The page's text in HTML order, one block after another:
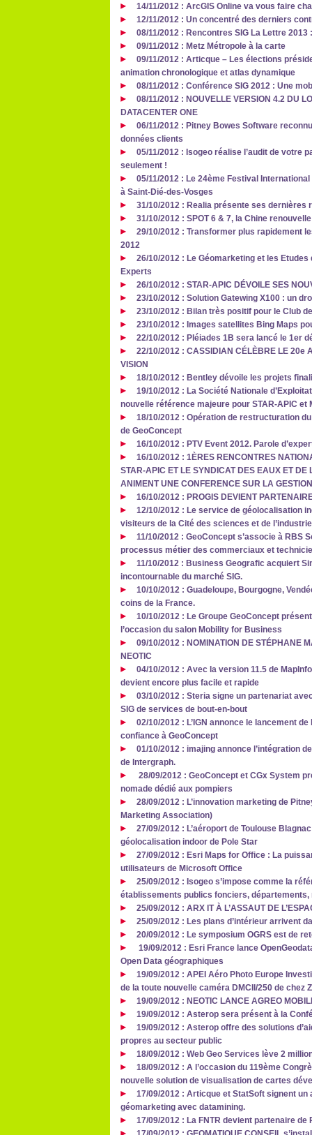
14/11/2012 : ArcGIS Online va vous faire
12/11/2012 : Un concentré des derniers
08/11/2012 : Rencontres SIG La Lettre
09/11/2012 : Metz Métropole à la carte
09/11/2012 : Articque – Les élections
animation chronologique et atlas dynamique
08/11/2012 : Conférence SIG 2012 : Une
08/11/2012 : NOUVELLE VERSION 4.2 DU
DATACENTER ONE
06/11/2012 : Pitney Bowes Software
données clients
05/11/2012 : Isogeo réalise l’audit de votre
seulement !
05/11/2012 : Le 24ème Festival
à Saint-Dié-des-Vosges
31/10/2012 : Realia présente ses dernières
31/10/2012 : SPOT 6 & 7, la Chine
29/10/2012 : Transformer plus rapidement
2012
26/10/2012 : Le Géomarketing et les
Experts
26/10/2012 : STAR-APIC DÉVOILE SES
23/10/2012 : Solution Gatewing X100 : un
23/10/2012 : Bilan très positif pour le Club
23/10/2012 : Images satellites Bing Maps
22/10/2012 : Pléiades 1B sera lancé le 1er
22/10/2012 : CASSIDIAN CÉLÈBRE LE 20e
VISION
18/10/2012 : Bentley dévoile les projets
19/10/2012 : La Société Nationale
nouvelle référence majeure pour STAR-APIC et
18/10/2012 : Opération de restructuration
de GeoConcept
16/10/2012 : PTV Event 2012. Parole
16/10/2012 : 1ÈRES RENCONTRES
STAR-APIC ET LE SYNDICAT DES EAUX ET
ANIMENT UNE CONFERENCE SUR LA
16/10/2012 : PROGIS DEVIENT
12/10/2012 : Le service de géolocalisation
visiteurs de la Cité des sciences et de
11/10/2012 : GeoConcept s’associe à RBS
processus métier des commerciaux et
11/10/2012 : Business Geografic acquiert
incontournable du marché SIG.
10/10/2012 : Guadeloupe, Bourgogne,
coins de la France.
10/10/2012 : Le Groupe GeoConcept
l’occasion du salon Mobility for Business
09/10/2012 : NOMINATION DE STÉPHANE
NEOTIC
04/10/2012 : Avec la version 11.5 de
devient encore plus facile et rapide
03/10/2012 : Steria signe un partenariat
SIG de services de bout-en-bout
02/10/2012 : L’IGN annonce le lancement
confiance à GeoConcept
01/10/2012 : imajing annonce l’intégration
de Intergraph.
28/09/2012 : GeoConcept et CGx System
nomade dédié aux pompiers
28/09/2012 : L’innovation marketing de
Marketing Association)
27/09/2012 : L’aéroport de Toulouse
géolocalisation indoor de Pole Star
27/09/2012 : Esri Maps for Office : La
utilisateurs de Microsoft Office
25/09/2012 : Isogeo s’impose comme la
établissements publics fonciers, départements,
25/09/2012 : ARX IT À L’ASSAUT DE
25/09/2012 : Les plans d’intérieur arrivent
20/09/2012 : Le symposium OGRS est de
19/09/2012 : Esri France lance
Open Data géographiques
19/09/2012 : APEI Aéro Photo Europe
de la toute nouvelle caméra DMCII/250 de chez
19/09/2012 : NEOTIC LANCE AGREO
19/09/2012 : Asterop sera présent à la
19/09/2012 : Asterop offre des solutions
propres au secteur public
18/09/2012 : Web Geo Services lève 2
18/09/2012 : A l’occasion du 119ème
nouvelle solution de visualisation de cartes
17/09/2012 : Articque et StatSoft signent
géomarketing avec datamining.
17/09/2012 : La FNTR devient partenaire de